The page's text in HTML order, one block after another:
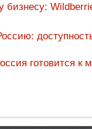
бизнесу:
готовится к